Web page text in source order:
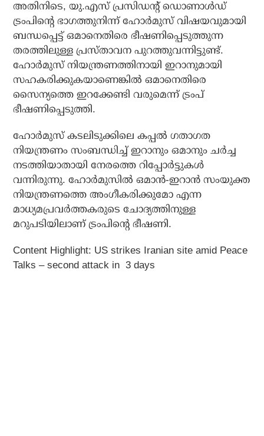
അതിനിടെ, യു.എസ് പ്രസിഡന്റ് ഡൊണാള്‍ഡ്
ട്രംപിന്റെ ഭാഗത്തുനിന്ന് ഹോര്‍മുസ് വിഷയവുമായി
ബന്ധപ്പെട്ട് ഒമാനെതിരെ ഭീഷണിപ്പെടുത്തുന്ന
തരത്തിലുള്ള പ്രസ്താവന പുറത്തുവന്നിട്ടുണ്ട്.
ഹോര്‍മുസ് നിയന്ത്രണത്തിനായി ഇറാനുമായി
സഹകരിക്കുകയാണെങ്കില്‍ ഒമാനെതിരെ
സൈന്യത്തെ ഇറക്കേണ്ടി വരുമെന്ന് ട്രംപ്
ഭീഷണിപ്പെടുത്തി.
ഹോര്‍മുസ് കടലിടുക്കിലെ കപ്പല്‍ ഗതാഗത
നിയന്ത്രണം സംബന്ധിച്ച് ഇറാനും ഒമാനും ചര്‍ച്ച
നടത്തിയാതായി നേരത്തെ റിപ്പോര്‍ട്ടുകള്‍
വന്നിരുന്നു. ഹോര്‍മുസില്‍ ഒമാന്‍-ഇറാന്‍ സംയുക്ത
നിയന്ത്രണത്തെ അംഗീകരിക്കുമോ എന്ന
മാധ്യമപ്രവര്‍ത്തകരുടെ ചോദ്യത്തിനുള്ള
മറുപടിയിലാണ് ട്രംപിന്റെ ഭീഷണി.
Content Highlight: US strikes Iranian site amid Peace
Talks – second attack in 3 days